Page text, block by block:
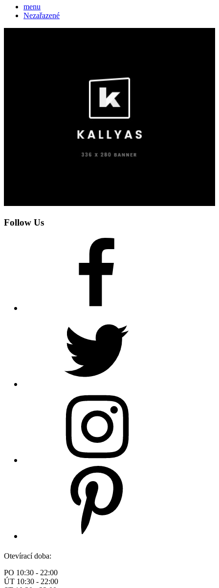
menu
Nezařazené
Follow Us
Otevírací doba:
PO 10:30 - 22:00
ÚT 10:30 - 22:00